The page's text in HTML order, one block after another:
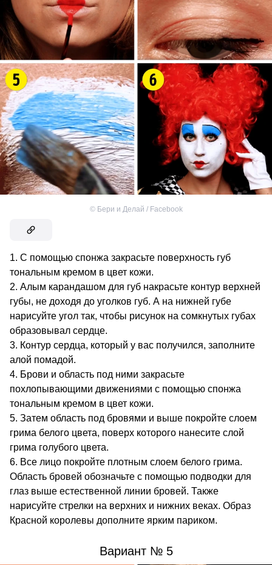
© Бери и Делай / Facebook
С помощью спонжа закрасьте поверхность губ
тональным кремом в цвет кожи.
Алым карандашом для губ накрасьте контур верхней
губы, не доходя до уголков губ. А на нижней губе
нарисуйте угол так, чтобы рисунок на сомкнутых губах
образовывал сердце.
Контур сердца, который у вас получился, заполните
алой помадой.
Брови и область под ними закрасьте
похлопывающими движениями с помощью спонжа
тональным кремом в цвет кожи.
Затем область под бровями и выше покройте слоем
грима белого цвета, поверх которого нанесите слой
грима голубого цвета.
Все лицо покройте плотным слоем белого грима.
Область бровей обозначьте с помощью подводки для
глаз выше естественной линии бровей. Также
нарисуйте стрелки на верхних и нижних веках. Образ
Красной королевы дополните ярким париком.
Вариант № 5